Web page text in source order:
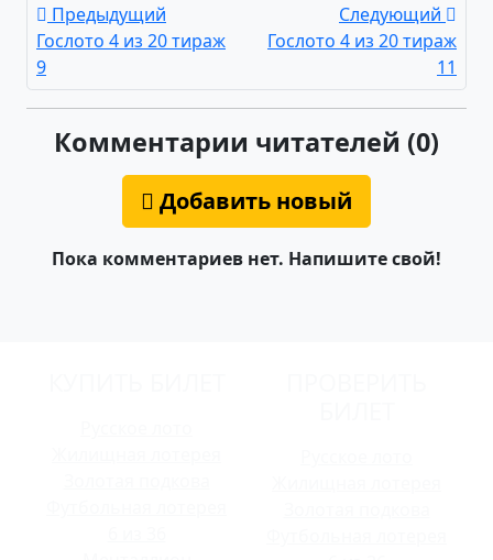
Предыдущий
Гослото 4 из 20 тираж
9
Следующий
Гослото 4 из 20 тираж
11
Комментарии читателей (0)
Добавить новый
Пока комментариев нет. Напишите свой!